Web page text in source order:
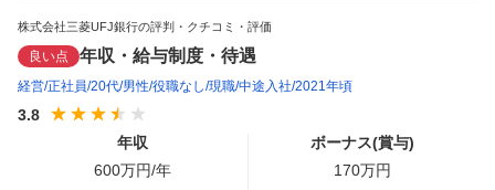
株式会社三菱UFJ銀行の評判・クチコミ・評価
良い点 年収・給与制度・待遇
経営 正社員 20代 男性 役職なし 現職 中途入社 2021年頃
3.8
年収
600万円/年
ボーナス(賞与)
170万円